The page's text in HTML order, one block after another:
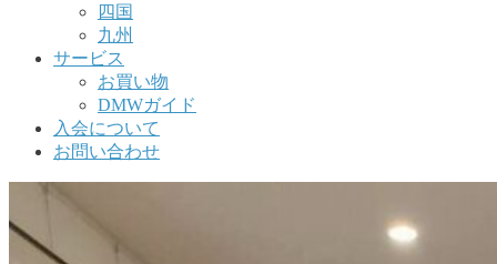
四国
九州
サービス
お買い物
DMWガイド
入会について
お問い合わせ